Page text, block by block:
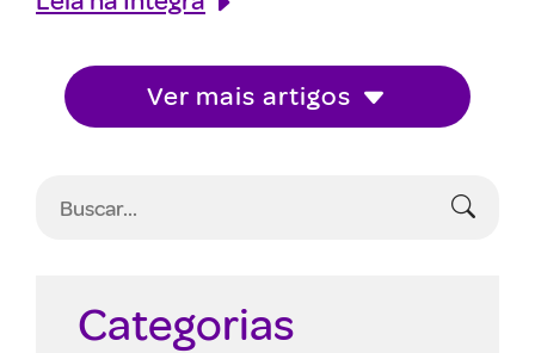
Ver mais artigos
Categorias